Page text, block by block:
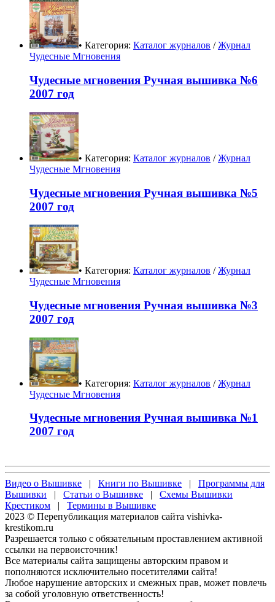
• Категория: Каталог журналов /Журнал
Чудесные Мгновения
Чудесные мгновения Ручная вышивка №6
2007 год
• Категория: Каталог журналов /Журнал
Чудесные Мгновения
Чудесные мгновения Ручная вышивка №5
2007 год
• Категория: Каталог журналов /Журнал
Чудесные Мгновения
Чудесные мгновения Ручная вышивка №3
2007 год
• Категория: Каталог журналов /Журнал
Чудесные Мгновения
Чудесные мгновения Ручная вышивка №1
2007 год
Видео о Вышивке | Книги по Вышивке | Программы для
Вышивки | Статьи о Вышивке | Схемы Вышивки
Крестиком | Термины в Вышивке
2023 © Перепубликация материалов сайта vishivka-
krestikom.ru
Разрешается только с обязательным проставлением активной
ссылки на первоисточник!
Все материалы сайта защищены авторским правом и
пополняются исключительно посетителями сайта!
Любое нарушение авторских и смежных прав, может повлечь
за собой уголовную ответственность!